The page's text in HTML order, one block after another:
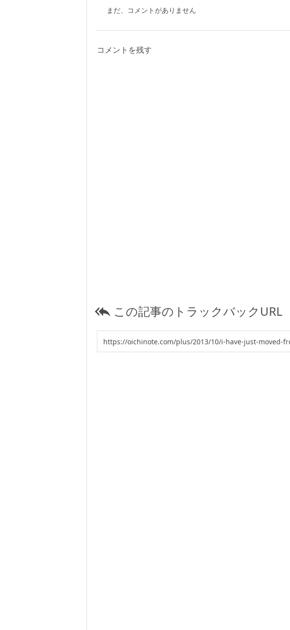
まだ、コメントがありません
コメントを残す
 この記事のトラックバックURL